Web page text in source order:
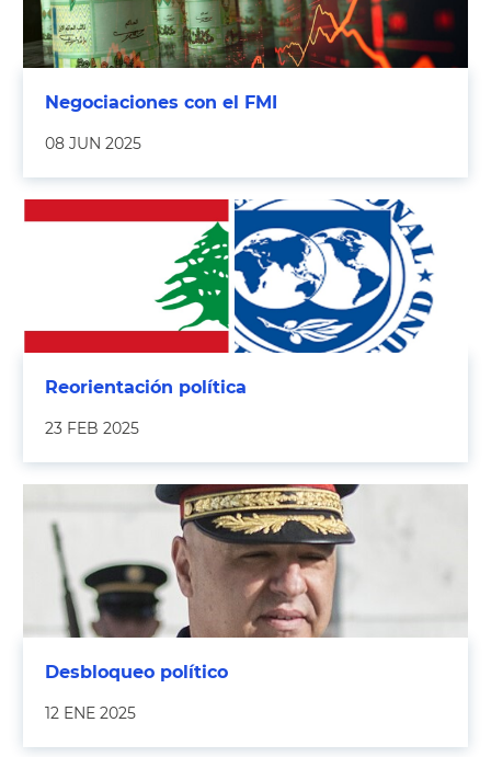
Negociaciones con el FMI
08 JUN 2025
Reorientación política
23 FEB 2025
Desbloqueo político
12 ENE 2025